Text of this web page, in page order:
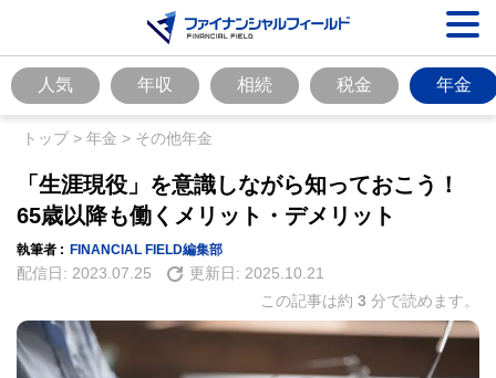
人気 年収 相続 税金 年金
トップ> 年金 > その他年金
「生涯現役」を意識しながら知っておこう！
65歳以降も働くメリット・デメリット
執筆者 : FINANCIAL FIELD編集部
配信日: 2023.07.25 更新日: 2025.10.21
この記事は約 3 分で読めます。